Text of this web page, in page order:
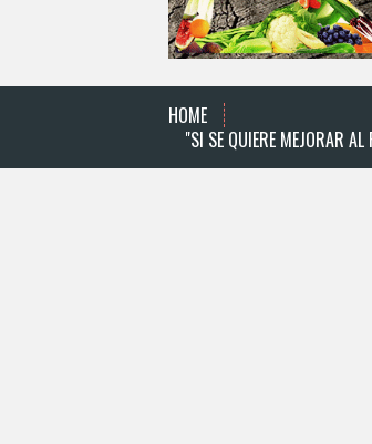
HOME
"SI SE QUIERE MEJORAR